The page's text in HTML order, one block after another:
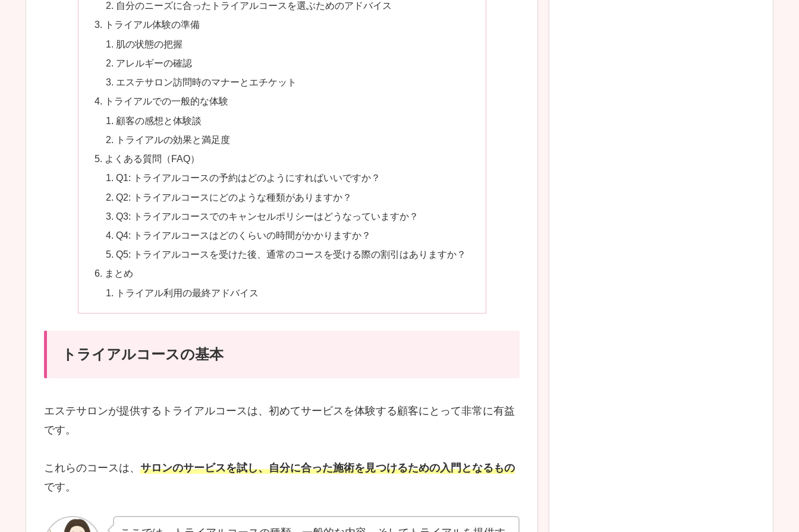
自分のニーズに合ったトライアルコースを選ぶためのアドバイス
トライアル体験の準備
肌の状態の把握
アレルギーの確認
エステサロン訪問時のマナーとエチケット
トライアルでの一般的な体験
顧客の感想と体験談
トライアルの効果と満足度
よくある質問（FAQ）
Q1: トライアルコースの予約はどのようにすればいいですか？
Q2: トライアルコースにどのような種類がありますか？
Q3: トライアルコースでのキャンセルポリシーはどうなっていますか？
Q4: トライアルコースはどのくらいの時間がかかりますか？
Q5: トライアルコースを受けた後、通常のコースを受ける際の割引はありますか？
まとめ
トライアル利用の最終アドバイス
トライアルコースの基本
エステサロンが提供するトライアルコースは、初めてサービスを体験する顧客にとって非常に有益
です。
これらのコースは、 サロンのサービスを試し、自分に合った施術を見つけるための入門となるもの
です。